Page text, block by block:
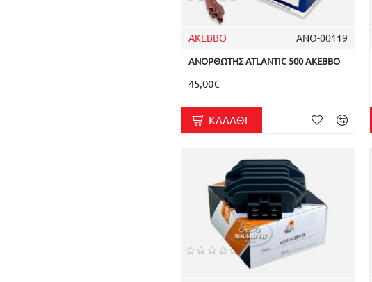
AKEBBO ΑΝΟ-00119
ΑΝΟΡΘΩΤΗΣ ATLANTIC 500 AKEBBO
45,00€
ΚΑΛΆΘΙ